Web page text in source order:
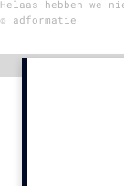
Adverteren
Helaas hebben we
© adformatie